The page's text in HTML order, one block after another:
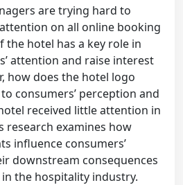
are trying hard to
on all online booking
the hotel has a key role in
attention and raise interest
how does the hotel logo
consumers’ perception and
received little attention in
research examines how
influence consumers’
downstream consequences
the hospitality industry.